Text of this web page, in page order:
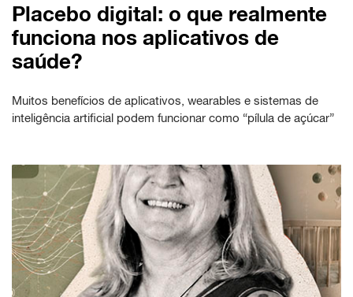
Placebo digital: o que realmente
funciona nos aplicativos de
saúde?
Muitos benefícios de aplicativos, wearables e sistemas de
inteligência artificial podem funcionar como “pílula de açúcar”